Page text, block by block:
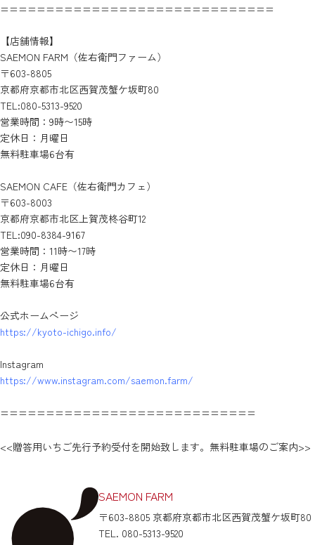
==============================
【店舗情報】
SAEMON FARM（佐右衛門ファーム）
〒603-8805
京都府京都市北区西賀茂蟹ケ坂町80
TEL:080-5313-9520
営業時間：9時〜15時
定休日：月曜日
無料駐車場6台有
SAEMON CAFE（佐右衛門カフェ）
〒603-8003
京都府京都市北区上賀茂柊谷町12
TEL:090-8384-9167
営業時間：11時〜17時
定休日：月曜日
無料駐車場6台有
公式ホームページ
https://kyoto-ichigo.info/
Instagram
https://www.instagram.com/saemon.farm/
============================
<<贈答用いちご先行予約受付を開始致します。 無料駐車場のご案内>>
SAEMON FARM
〒603-8805 京都府京都市北区西賀茂蟹ケ坂町80
TEL. 080-5313-9520